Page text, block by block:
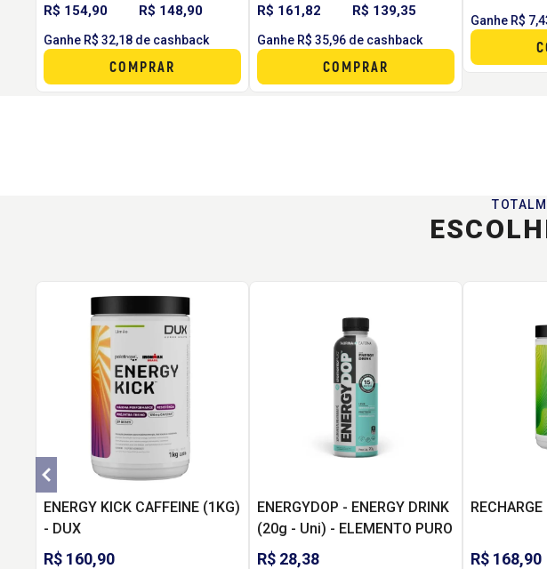
R$ 154,90
R$ 148,90
Ganhe R$ 32,18 de cashback
COMPRAR
R$ 161,82
R$ 139,35
Ganhe R$ 35,96 de cashback
COMPRAR
Ganhe R$
ENERGY KICK CAFFEINE (1KG)
- DUX
R$ 160,90
ENERGYDOP - ENERGY DRINK
(20g - Uni) - ELEMENTO PURO
R$ 28,38 R$ 168,90